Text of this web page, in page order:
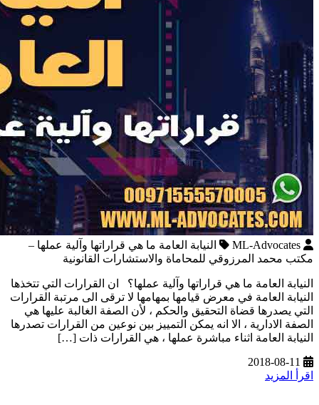
ML-Advocates
النيابة العامة ما هي قراراتها وآلية عملها –
مكتب محمد المرزوقي للمحاماة والاستشارات القانونية
النيابة العامة ما هي قراراتها وآلية عملها؟ ان القرارات التي تتخذها
النيابة العامة في معرض قيامها بمهامها لا ترقى الى مرتبة القرارات
التي يصدرها قضاة التحقيق والحكم ، لأن الصفة الغالبة عليها هي
الصفة الادارية ، الا انه يمكن التمييز بين نوعين من القرارات تصدرها
النيابة العامة اثناء مباشرة عملها ، هي القرارات ذات […]
2018-08-11
اقرأ المزيد